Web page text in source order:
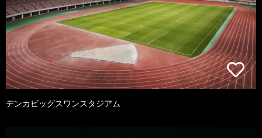
デンカビッグスワンスタジアム